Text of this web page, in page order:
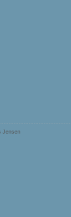
Jensen